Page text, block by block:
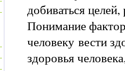
добиваться
Понимание
человеку вести
здоровья